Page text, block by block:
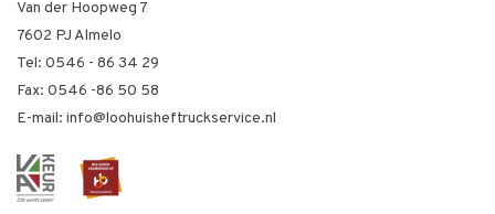
Van der Hoopweg 7
7602 PJ Almelo
Tel: 0546 - 86 34 29
Fax: 0546 -86 50 58
E-mail: info@loohuisheftruckservice.nl